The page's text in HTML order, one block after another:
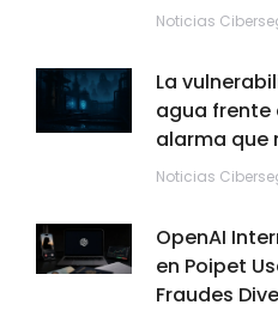
Noticias
La
agua frente
alarma que
Noticias
OpenAI
en Poipet
Fraudes